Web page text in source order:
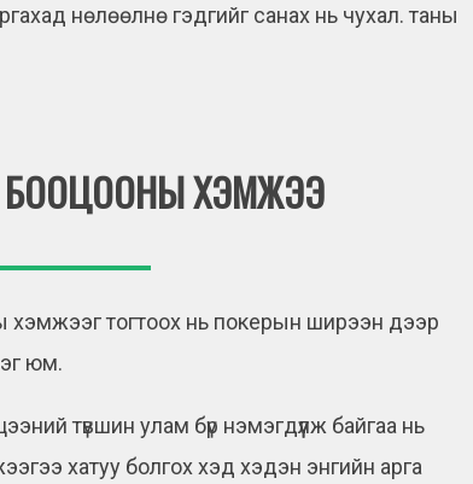
нөлөөлнө гэдгийг санах нь чухал. таны
БООЦООНЫ ХЭМЖЭЭ
хэмжээг тогтоох нь покерын ширээн дээр
юм.
түвшин улам бүр нэмэгдүүлж байгаа нь
хатуу болгох хэд хэдэн энгийн арга